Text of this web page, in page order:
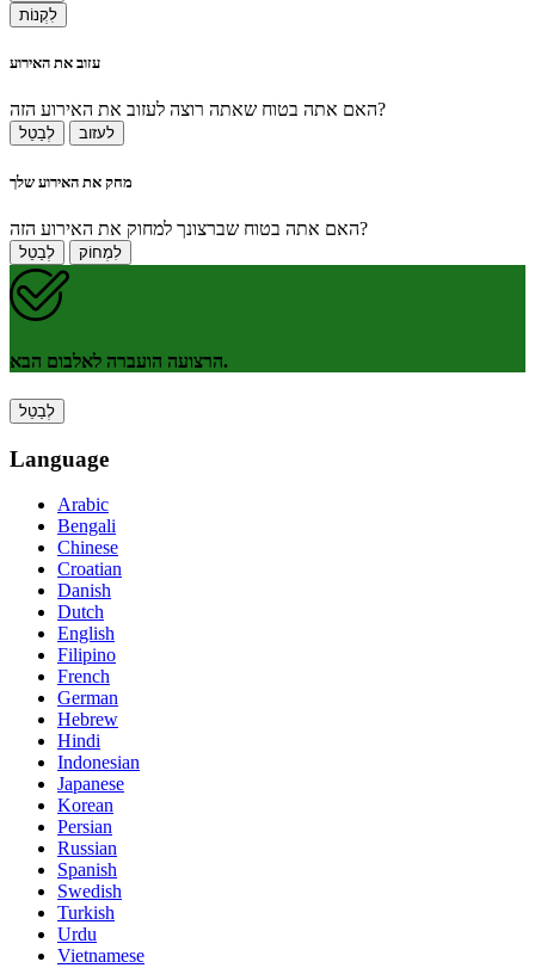
לִקְנוֹת
עזוב את האירוע
האם אתה בטוח שאתה רוצה לעזוב את האירוע הזה?
לְבַטֵל לעזוב
מחק את האירוע שלך
האם אתה בטוח שברצונך למחוק את האירוע הזה?
לְבַטֵל לִמְחוֹק
הרצועה הועברה לאלבום הבא.
לְבַטֵל
Language
Arabic
Bengali
Chinese
Croatian
Danish
Dutch
English
Filipino
French
German
Hebrew
Hindi
Indonesian
Japanese
Korean
Persian
Russian
Spanish
Swedish
Turkish
Urdu
Vietnamese